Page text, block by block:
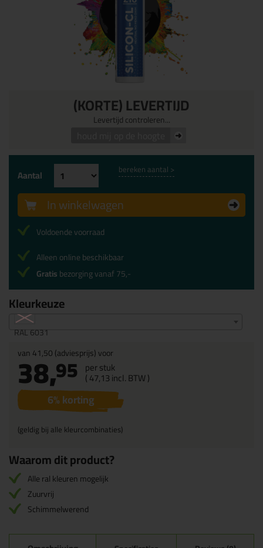
(KORTE) LEVERTIJD
Levertijd controleren...
Kleurkeuze
RAL 6031
van41,50(adviesprijs) voor
38,95 per stuk
(47,13incl. BTW )
6% korting
(geldig bij alle kleurcombinaties)
Aantal bereken aantal >
In winkelwagen
Voldoende voorraad
Alleen online beschikbaar
Gratisbezorging vanaf 75,-
Waarom dit product?
Alle ral kleuren mogelijk
Zuurvrij
Schimmelwerend